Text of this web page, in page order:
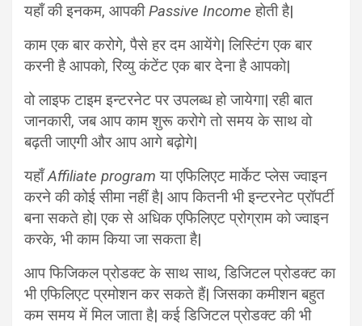
यहाँ की इनकम, आपकीPassive Income होती है|
काम एक बार करोगे, पैसे हर दम आयेंगे| लिस्टिंग एक बार
करनी है आपको, रिव्यु कंटेंट एक बार देना है आपको|
वो लाइफ टाइम इन्टरनेट पर उपलब्ध हो जायेगा| रही बात
जानकारी, जब आप काम शुरू करोगे तो समय के साथ वो
बढ़ती जाएगी और आप आगे बढ़ोगे|
यहाँAffiliate program या एफिलिएट मार्केट प्लेस ज्वाइन
करने की कोई सीमा नहीं है| आप कितनी भी इन्टरनेट प्रॉपर्टी
बना सकते हो| एक से अधिक एफिलिएट प्रोग्राम को ज्वाइन
करके, भी काम किया जा सकता है|
आप फिजिकल प्रोडक्ट के साथ साथ, डिजिटल प्रोडक्ट का
भी एफिलिएट प्रमोशन कर सकते हैं| जिसका कमीशन बहुत
कम समय में मिल जाता है| कई डिजिटल प्रोडक्ट की भी